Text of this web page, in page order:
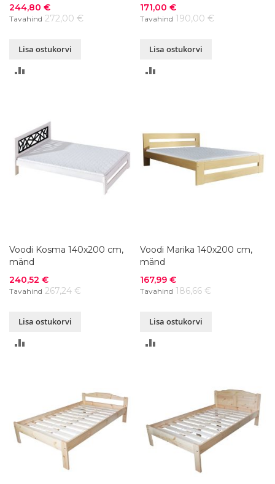
Soodushind
244,80 €
Tavahind 272,00 €
Lisa ostukorvi
Soodushind
171,00 €
Tavahind 190,00 €
Lisa ostukorvi
Voodi Kosma 140x200 cm,
mänd
Soodushind
240,52 €
Tavahind 267,24 €
Lisa ostukorvi
Voodi Marika 140x200 cm,
mänd
Soodushind
167,99 €
Tavahind 186,66 €
Lisa ostukorvi